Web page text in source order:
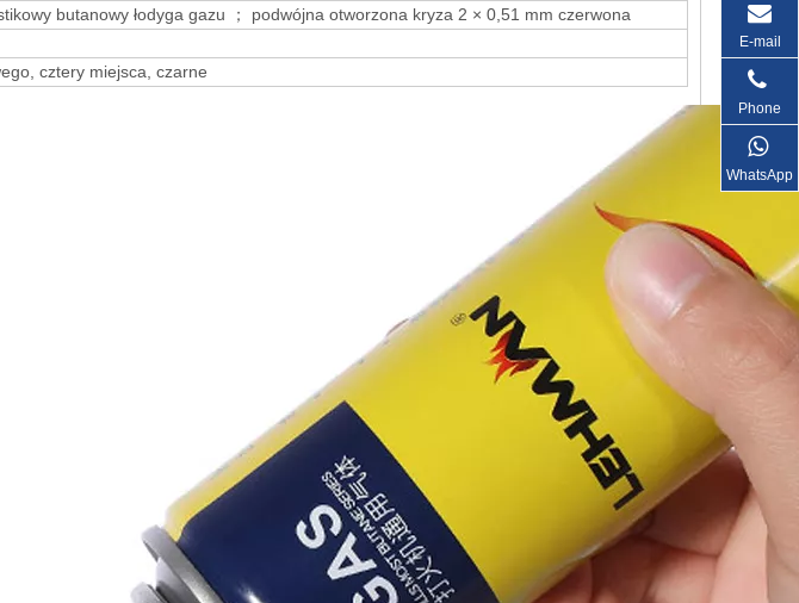
butanowy łodyga gazu ； podwójna otworzona kryza 2 × 0,51 mm czerwona
cztery miejsca, czarne
E-mail
Phone
WhatsApp